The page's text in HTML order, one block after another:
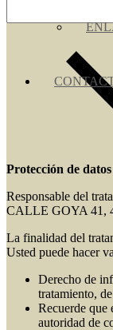
Protección de
Responsable del
CALLE GOYA 41,
La finalidad del
Usted puede hacer
Derecho de
tratamiento,
Recuerde que
autoridad de